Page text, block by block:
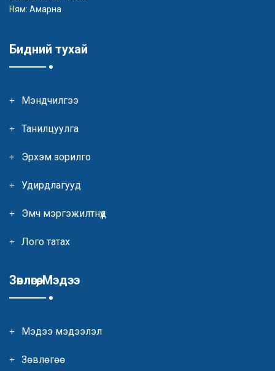
Ням: Амарна
Бидний тухай
Мэндчилгээ
Танилцуулга
Эрхэм зорилго
Удирдлагууд
Эмч мэргэжилтнүүд
Лого татах
Зөвлөгөө, Мэдээ
Мэдээ мэдээлэл
Зөвлөгөө